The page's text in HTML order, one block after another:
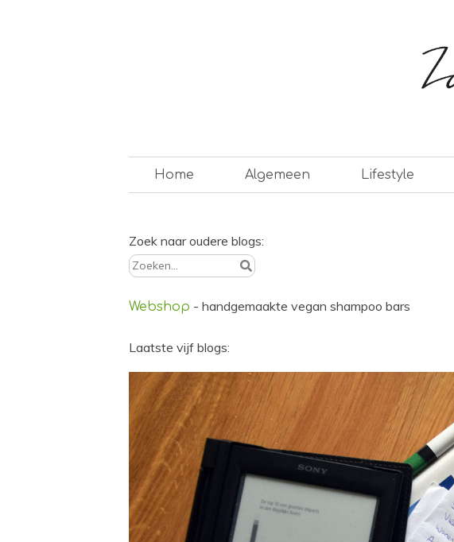
Home Algemeen Lifestyle
Zoek naar oudere blogs:
Zoeken
Webshop - handgemaakte vegan shampoo bars
Laatste vijf blogs: